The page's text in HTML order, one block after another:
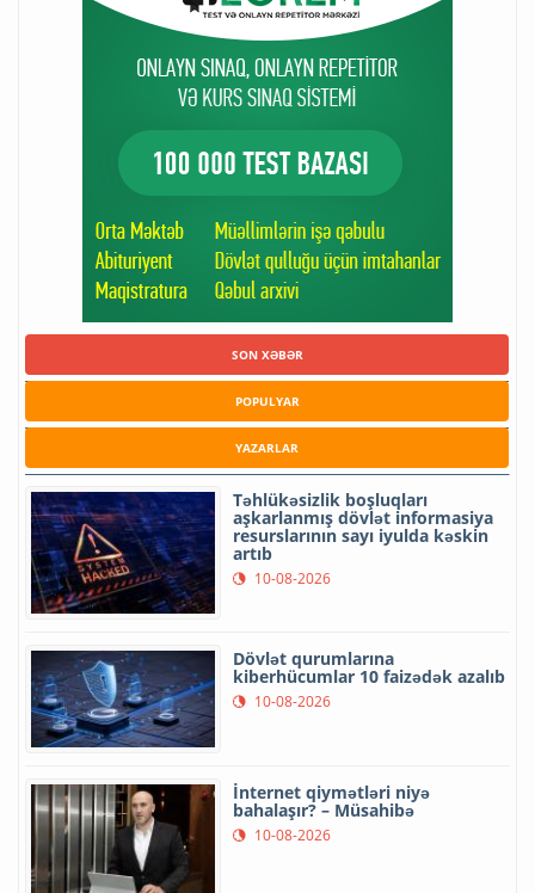
SON XƏBƏR
POPULYAR
YAZARLAR
Təhlükəsizlik boşluqları
aşkarlanmış dövlət informasiya
resurslarının sayı iyulda kəskin
artıb
10-08-2026
Dövlət qurumlarına
kiberhücumlar 10 faizədək azalıb
10-08-2026
İnternet qiymətləri niyə
bahalaşır? – Müsahibə
10-08-2026